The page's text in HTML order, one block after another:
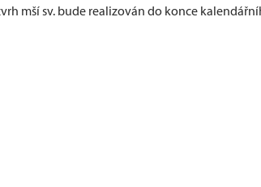
mší sv. bude realizován do konce